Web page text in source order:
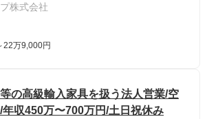
株式会社
22万9,000円
の高級輸入家具を扱う法人営業/空
年収450万〜700万円/土日祝休み